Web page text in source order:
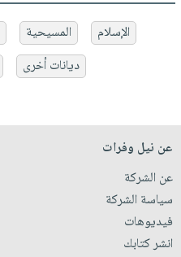
الإسلام المسيحية
ديانات أخرى
عن نيل وفرات
عن الشركة
سياسة الشركة
فيديوهات
انشر كتابك